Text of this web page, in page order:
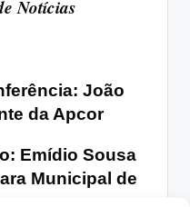
Notícias
João
da Apcor
Emídio Sousa
Municipal de